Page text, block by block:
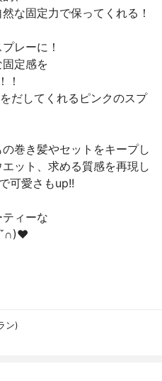
な固定力で保ってくれる！
レーに！
定感を
！
だしてくれるピンクのスプ
巻き髪やセットをキープし
ット、求める質感を再現し
可愛さもup!!
ィーな
ン)